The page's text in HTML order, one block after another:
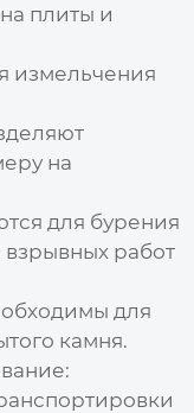
плиты и
измельчения
на
для бурения
работ
для
камня.